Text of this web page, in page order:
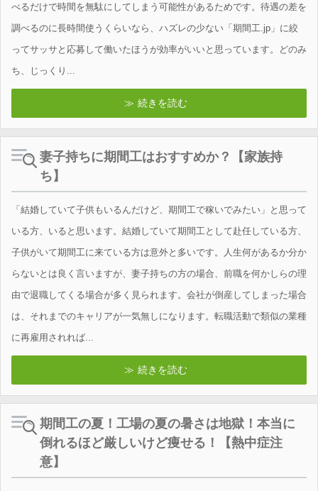
べるだけで時間を無駄にしてしまう可能性があるためです。待遇の差を
調べるのに長時間使うくらいなら、ハズレの少ない「期間工.jp」に絞
ってサッサと応募して働いたほうが効率がいいと思っています。どのみ
ち、じっくり...
続きを読む
妻子持ちに期間工はおすすめか？【家族持
ち】
「結婚していて子供もいるんだけど、期間工で稼いでみたい」と思って
いる方、いると思います。結婚していて期間工として赴任している方、
子供がいて期間工に来ている方は意外と多いです。人生何があるか分か
らないとは良く言いますが、妻子持ちの方の場合、前職を何かしらの理
由で退職してくる場合が多く見られます。会社が倒産してしまった場合
は、それまでのキャリアが一気無しになります。転職活動で類似の業種
に再雇用されれば...
続きを読む
期間工の夏！工場の夏の暑さは地獄！本当に
倒れるほど厳しいけど痩せる！【熱中症注
意】